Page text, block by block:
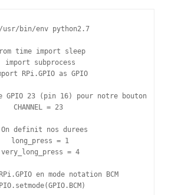
bin/env python2.7
time import sleep
import subprocess
RPi.GPIO as GPIO
23 (pin 16) pour notre bouton
CHANNEL = 23
definit nos durees
long_press = 1
very_long_press = 4
en mode notation BCM